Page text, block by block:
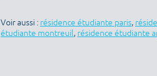
Voir aussi : résidence étudiante paris,
étudiante montreuil, résidence étudiante